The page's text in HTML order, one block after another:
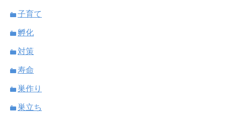
子育て
孵化
対策
寿命
巣作り
巣立ち